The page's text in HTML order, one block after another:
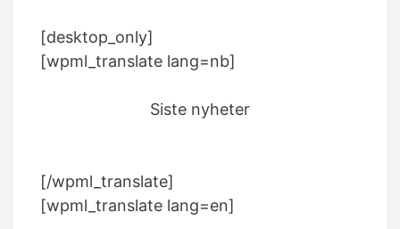
[desktop_only]
[wpml_translate lang=nb]
Siste nyheter
[/wpml_translate]
[wpml_translate lang=en]